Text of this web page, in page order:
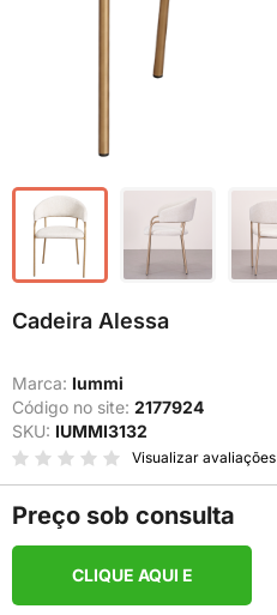
Cadeira Alessa
Marca: Iummi
Código no site: 2177924
SKU: IUMMI3132
Visualizar avaliações
Preço sob consulta
CLIQUE AQUI E